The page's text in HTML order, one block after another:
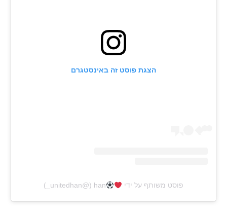
הצגת פוסט זה באינסטגרם
פוסט משותף על ידי ‏‎han